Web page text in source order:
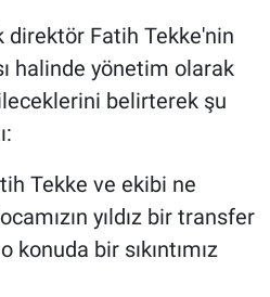
direktör Fatih Tekke'nin
halinde yönetim olarak
belirterek şu
Tekke ve ekibi ne
yıldız bir transfer
konuda bir sıkıntımız